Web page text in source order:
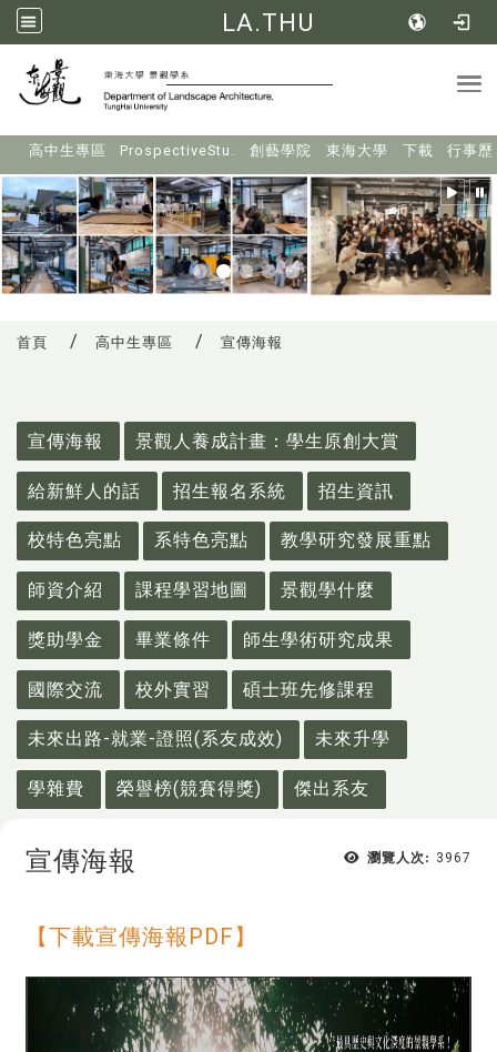
LA.THU
高中生專區 ProspectiveStu. 創藝學院 東海大學 下載 行事歷
首頁 高中生專區 宣傳海報
宣傳海報
景觀人養成計畫：學生原創大賞
給新鮮人的話 招生報名系統 招生資訊
校特色亮點 系特色亮點 教學研究發展重點
師資介紹 課程學習地圖 景觀學什麼
獎助學金 畢業條件 師生學術研究成果
國際交流 校外實習 碩士班先修課程
未來出路-就業-證照(系友成效) 未來升學
學雜費 榮譽榜(競賽得獎) 傑出系友
瀏覽人次: 3967
宣傳海報
【下載宣傳海報PDF】